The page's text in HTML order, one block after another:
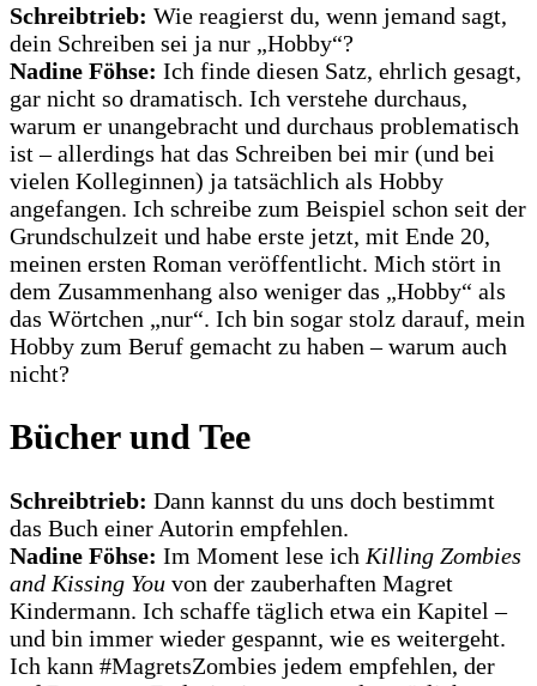
Schreibtrieb: Wie reagierst du, wenn jemand sagt,
dein Schreiben sei ja nur „Hobby“?
Nadine Föhse: Ich finde diesen Satz, ehrlich gesagt,
gar nicht so dramatisch. Ich verstehe durchaus,
warum er unangebracht und durchaus problematisch
ist – allerdings hat das Schreiben bei mir (und bei
vielen Kolleginnen) ja tatsächlich als Hobby
angefangen. Ich schreibe zum Beispiel schon seit der
Grundschulzeit und habe erste jetzt, mit Ende 20,
meinen ersten Roman veröffentlicht. Mich stört in
dem Zusammenhang also weniger das „Hobby“ als
das Wörtchen „nur“. Ich bin sogar stolz darauf, mein
Hobby zum Beruf gemacht zu haben – warum auch
nicht?
Bücher und Tee
Schreibtrieb: Dann kannst du uns doch bestimmt
das Buch einer Autorin empfehlen.
Nadine Föhse: Im Moment lese ich Killing Zombies
and Kissing You von der zauberhaften Magret
Kindermann. Ich schaffe täglich etwa ein Kapitel –
und bin immer wieder gespannt, wie es weitergeht.
Ich kann #MagretsZombies jedem empfehlen, der